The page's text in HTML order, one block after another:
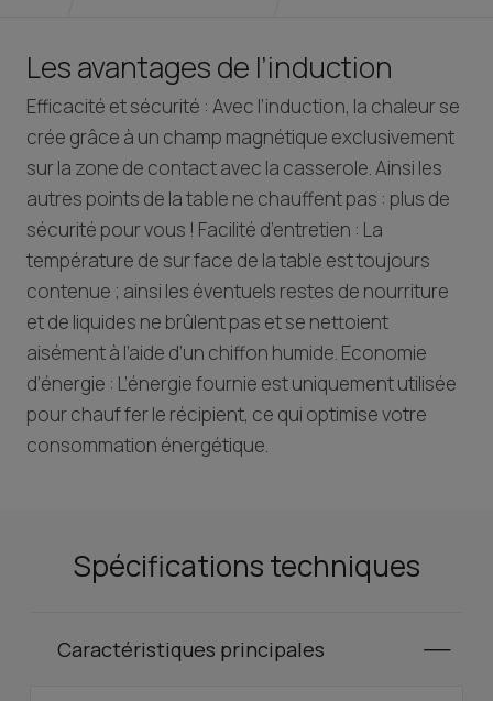
Les avantages de l’induction
Efficacité et sécurité : Avec l’induction, la chaleur se
crée grâce à un champ magnétique exclusivement
sur la zone de contact avec la casserole. Ainsi les
autres points de la table ne chauffent pas : plus de
sécurité pour vous ! Facilité d’entretien : La
température de sur face de la table est toujours
contenue ; ainsi les éventuels restes de nourriture
et de liquides ne brûlent pas et se nettoient
aisément à l’aide d’un chiffon humide. Economie
d’énergie : L’énergie fournie est uniquement utilisée
pour chauf fer le récipient, ce qui optimise votre
consommation énergétique.
Spécifications techniques
Caractéristiques principales